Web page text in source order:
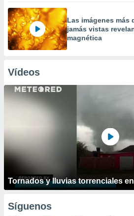
Las imágenes más
jamás vistas
magnética
Vídeos
Tornados y lluvias torrenciales
Síguenos